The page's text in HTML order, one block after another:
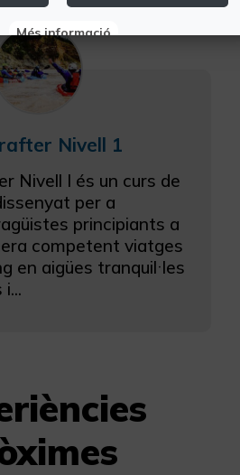
Nivell 1
Nivell I és un curs de
per a
principiants a
competent viatges
en aigües tranquil·les
Més informació